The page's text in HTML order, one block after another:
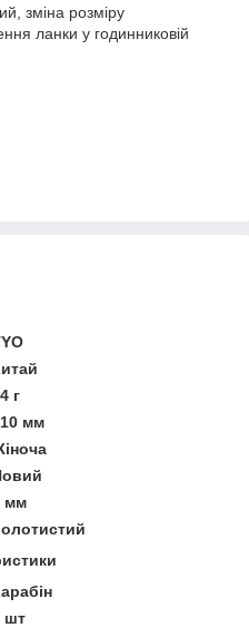
зміна розміру
ланки у годинниковій
г
мм
мм
шт